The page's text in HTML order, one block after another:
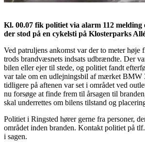
Kl. 00.07 fik politiet via alarm 112
der stod på en cykelsti på Klosterparks
Ved patruljens ankomst var der to meter høje
trods brandvæsnets indsats udbrændte. Der
bilen eller ejer til stede, og politiet fandt
var tale om en udlejningsbil af mærket BMW
tidligere på aftenen var set i området ved
nu forsøge at finde frem til årsagen til
skal underrettes om bilens tilstand og
Politiet i Ringsted hører gerne fra personer,
området inden branden. Kontakt politiet på
i sagen.